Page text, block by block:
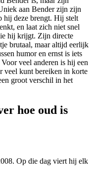
aan Bender zijn zijn
hij deze brengt. Hij stelt
en laat zich niet snel
hij krijgt. Zijn directe
brutaal, maar altijd eerlijk
humor en ernst is iets
veel anderen is hij een
veel kunt bereiken in korte
groot verschil in het
hoe oud is
Op die dag viert hij elk